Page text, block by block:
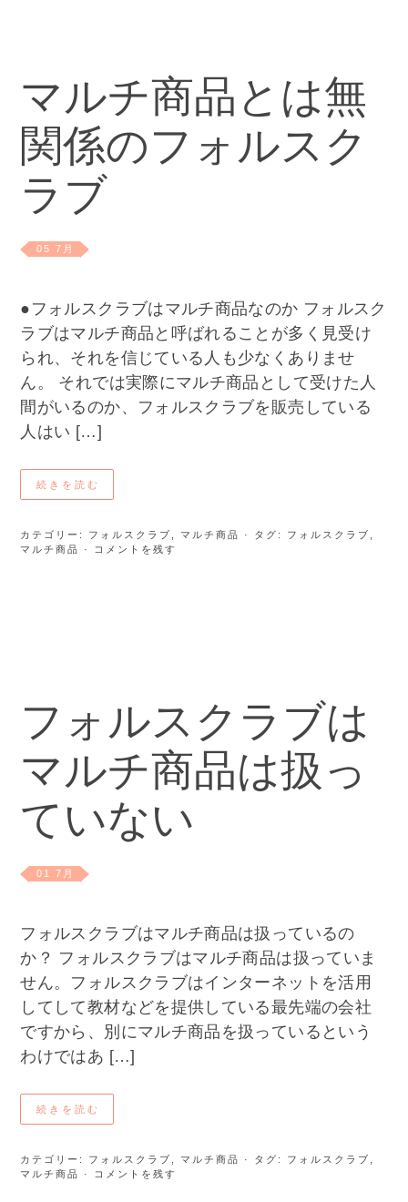
マルチ商品とは無
関係のフォルスク
ラブ
05 7月
●フォルスクラブはマルチ商品なのか フォルスク
ラブはマルチ商品と呼ばれることが多く見受け
られ、それを信じている人も少なくありませ
ん。 それでは実際にマルチ商品として受けた人
間がいるのか、フォルスクラブを販売している
人はい […]
続きを読む
カテゴリー: フォルスクラブ マルチ商品 · タグ: フォルスクラブ
マルチ商品
· コメントを残す
フォルスクラブは
マルチ商品は扱っ
ていない
01 7月
フォルスクラブはマルチ商品は扱っているの
か？ フォルスクラブはマルチ商品は扱っていま
せん。フォルスクラブはインターネットを活用
してして教材などを提供している最先端の会社
ですから、別にマルチ商品を扱っているという
わけではあ […]
続きを読む
カテゴリー: フォルスクラブ マルチ商品 · タグ: フォルスクラブ
マルチ商品
· コメントを残す